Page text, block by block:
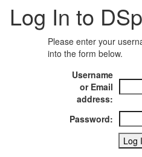
Log In to
Please enter your
into the form below.
Username
or Email
address:
Password: